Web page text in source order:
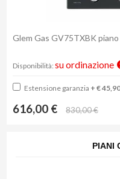
Glem Gas GV75TXBK
Disponibilità: su ordinazione
Estensione garanzia + € 45,90
616,00 € 830,00 €
PIANI